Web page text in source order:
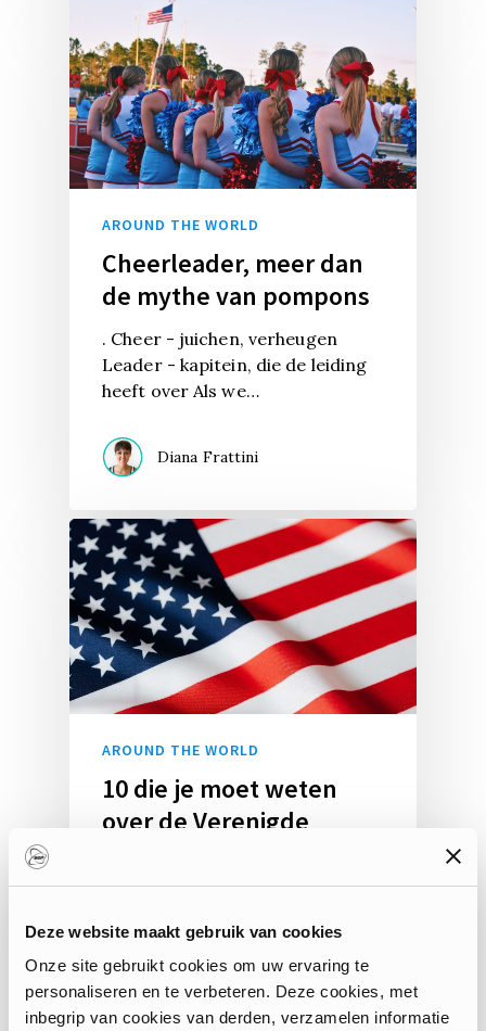
Deze website maakt gebruik van cookies
Onze site gebruikt cookies om uw ervaring te
personaliseren en te verbeteren. Deze cookies, met
inbegrip van cookies van derden, verzamelen informatie
AROUND THE WORLD
Cheerleader, meer dan
de mythe van pompons
. Cheer - juichen, verheugen
Leader - kapitein, die de leiding
heeft over Als we…
Diana Frattini
AROUND THE WORLD
10 die je moet weten
over de Verenigde
Verenigde Staten komt bij ons in
verschillende vormen: boeken,
tv-series,…